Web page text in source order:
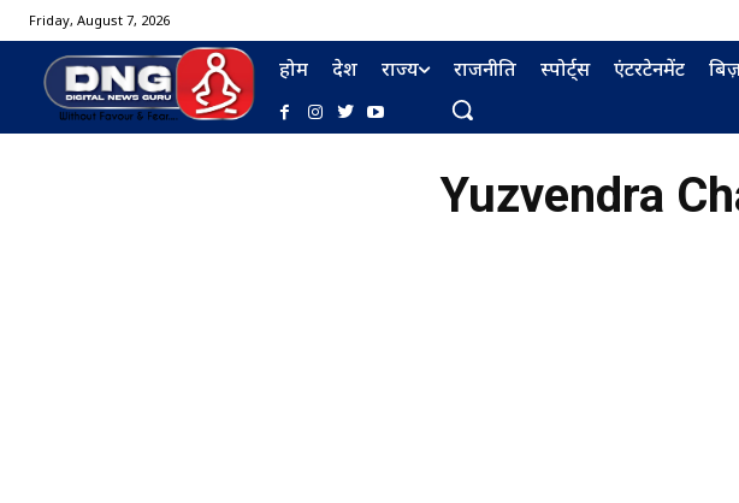
Friday, August 7, 2026
होम देश राज्य राजनीति स्पोर्ट्स एंटरटेनमेंट
Yuzvendra